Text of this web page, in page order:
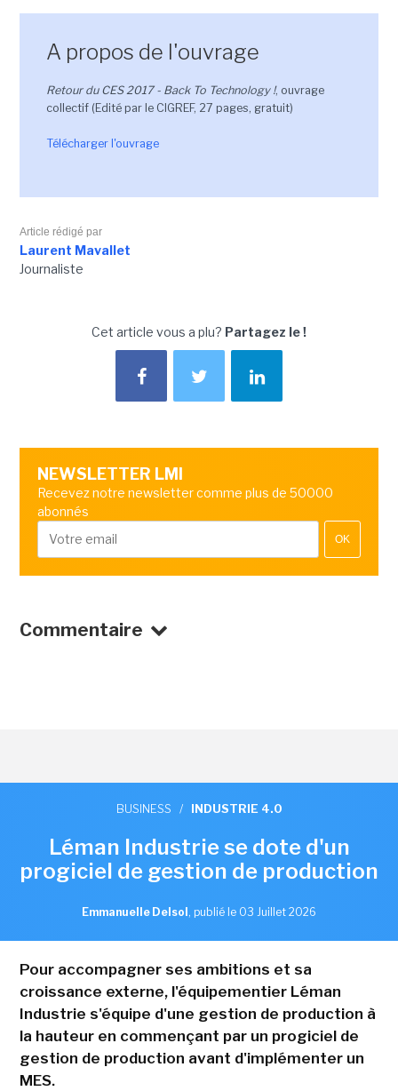
A propos de l'ouvrage
Retour du CES 2017 - Back To Technology !, ouvrage
collectif (Edité par le CIGREF, 27 pages, gratuit)
Télécharger l'ouvrage
Article rédigé par
Laurent Mavallet
Journaliste
Cet article vous a plu? Partagez le !
NEWSLETTER LMI
Recevez notre newsletter comme plus de 50000
abonnés
OK
Commentaire
BUSINESS / INDUSTRIE 4.0
Léman Industrie se dote d'un
progiciel de gestion de production
Emmanuelle Delsol , publié le 03 Juillet 2026
Pour accompagner ses ambitions et sa
croissance externe, l'équipementier Léman
Industrie s'équipe d'une gestion de production à
la hauteur en commençant par un progiciel de
gestion de production avant d'implémenter un
MES.